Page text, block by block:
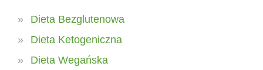
Dieta Bezglutenowa
Dieta Ketogeniczna
Dieta Wegańska